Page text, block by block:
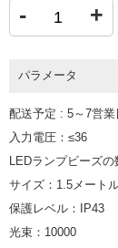
- +
パラメータ
配送予定 : 5～7営業
入力電圧：≤36
LEDランプビーズの
サイズ：1.5メート
保護レベル：IP43
光束：10000